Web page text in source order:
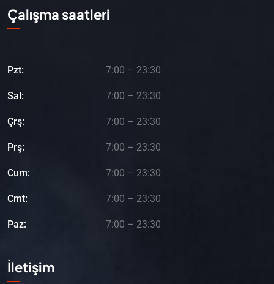
Çalışma saatleri
Pzt: 7:00 – 23:30
Sal: 7:00 – 23:30
Çrş: 7:00 – 23:30
Prş: 7:00 – 23:30
Cum: 7:00 – 23:30
Cmt: 7:00 – 23:30
Paz: 7:00 – 23:30
İletişim